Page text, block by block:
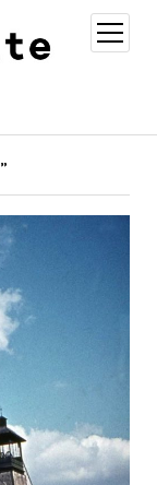
ouvrir
menu
”